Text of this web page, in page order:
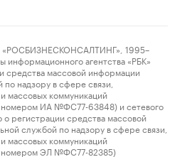
1995–
агентства «РБК»
средства массовой информации
надзору в сфере связи,
массовых коммуникаций
номером ИА №ФС77-63848) и сетевого
о регистрации средства массовой
службой по надзору в сфере связи,
массовых коммуникаций
номером ЭЛ №ФС77-82385)